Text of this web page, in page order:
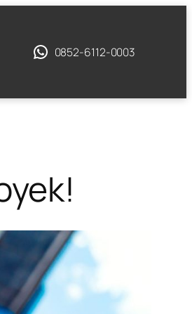
0852-6112-0003